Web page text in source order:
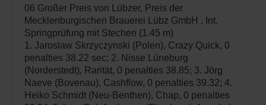
06 Großer Preis von Lübzer, Preis der
Mecklenburgischen Brauerei Lübz GmbH , Int.
Springprüfung mit Stechen (1.45 m)
1. Jaroslaw Skrzyczynski (Polen), Crazy Quick, 0
penalties 38.22 sec; 2. Nisse Lüneburg
(Norderstedt), Rarität, 0 penalties 38.85; 3. Jörg
Naeve (Bovenau), Cashflow, 0 penalties 39.32; 4.
Heiko Schmidt (Neu-Benthen), Chap, 0 penalties